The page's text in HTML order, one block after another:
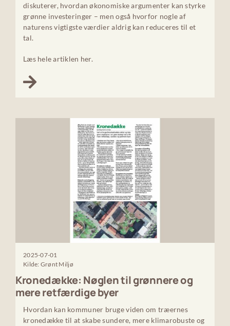
diskuterer, hvordan økonomiske argumenter kan styrke
grønne investeringer – men også hvorfor nogle af
naturens vigtigste værdier aldrig kan reduceres til et
tal.
Læs hele artiklen her.
2025-07-01
Kilde: Grønt Miljø
Kronedække: Nøglen til grønnere og
mere retfærdige byer
Hvordan kan kommuner bruge viden om træernes
kronedække til at skabe sundere, mere klimarobuste og